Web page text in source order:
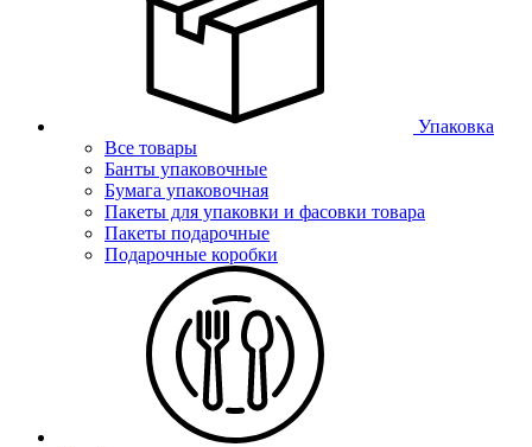
Упаковка
Все товары
Банты упаковочные
Бумага упаковочная
Пакеты для упаковки и фасовки товара
Пакеты подарочные
Подарочные коробки